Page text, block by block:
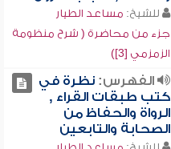
للشيخ: مساعد الطيار
جزء من محاضرة ( شرح منظومة
الزمزمي [3])
الفهرس:نظرة في
كتب طبقات القراء ,
الرواة والحفاظ من
الصحابة والتابعين